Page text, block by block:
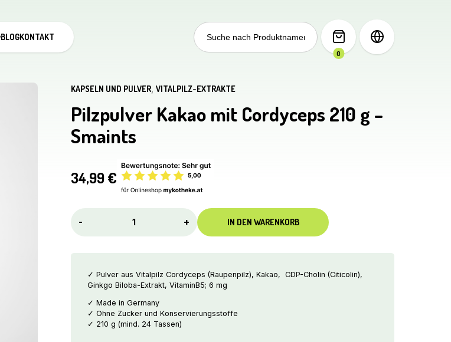
BLOGKONTAKT
Search
for:
0
KAPSELN UND PULVER VITALPILZ-EXTRAKTE
Pilzpulver Kakao mit Cordyceps 210 g –
Smaints
34,99€
-
Kakao
Smaints
Menge
+ IN DEN WARENKORB
✓ Pulver aus Vitalpilz Cordyceps (Raupenpilz), Kakao, CDP-Cholin (Citicolin),
Ginkgo Biloba-Extrakt, VitaminB5; 6 mg
✓ Made in Germany
✓ Ohne Zucker und Konservierungsstoffe
✓ 210 g (mind. 24 Tassen)